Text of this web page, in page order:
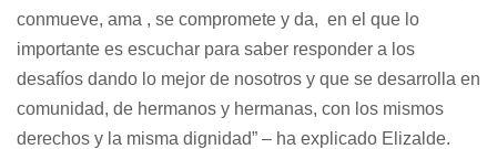
conmueve, ama , se compromete y da, en el que lo
importante es escuchar para saber responder a los
desafíos dando lo mejor de nosotros y que se desarrolla en
comunidad, de hermanos y hermanas, con los mismos
derechos y la misma dignidad” – ha explicado Elizalde.